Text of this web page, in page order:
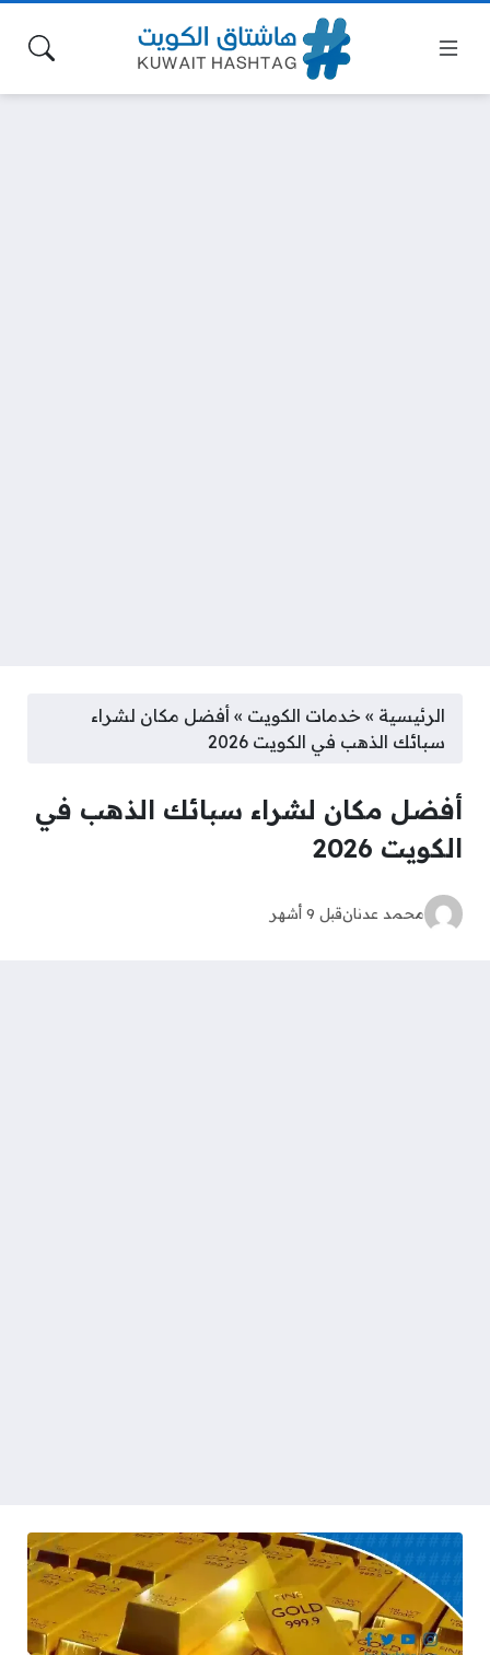
الرئيسية » خدمات الكويت » أفضل مكان لشراء
سبائك الذهب في الكويت 2026
أفضل مكان لشراء سبائك الذهب في
الكويت 2026
محمد عدنانقبل 9 أشهر